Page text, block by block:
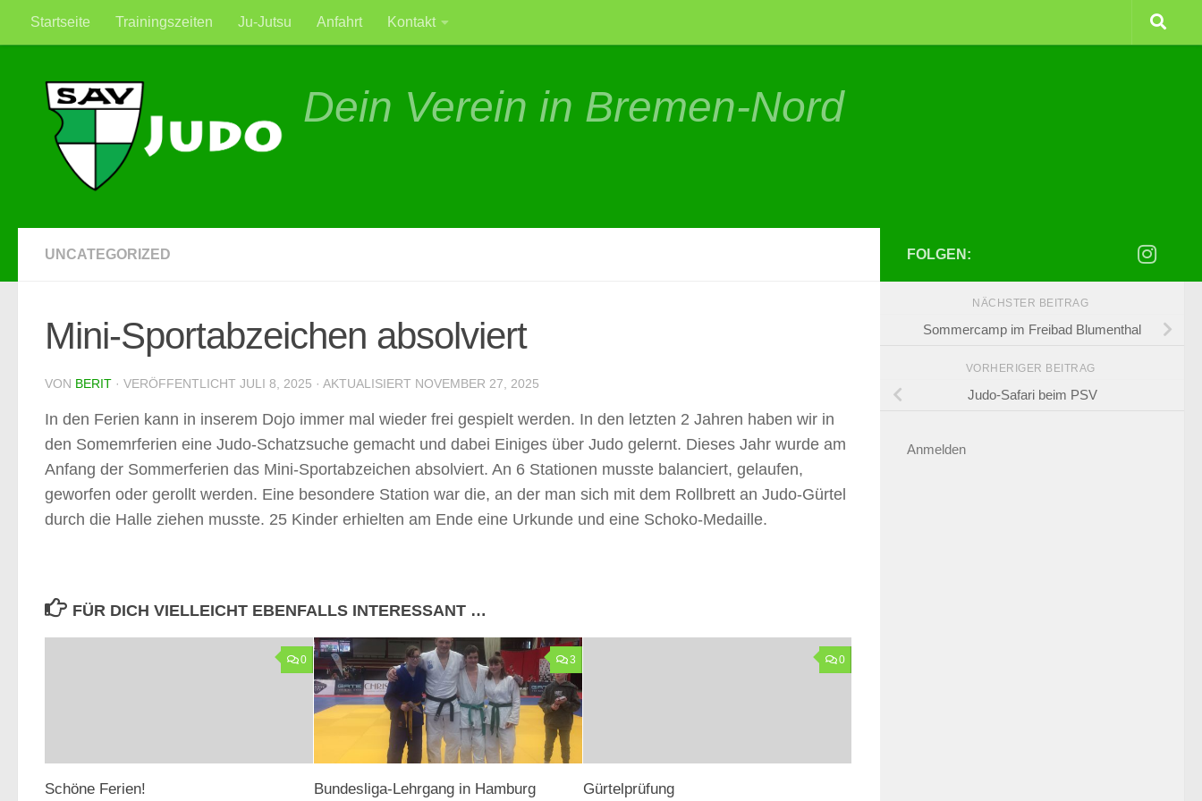
Zum Inhalt springen
Startseite Trainingszeiten Ju-Jutsu Anfahrt Kontakt
Dein Verein in Bremen-Nord
UNCATEGORIZED
Mini-Sportabzeichen absolviert
VON BERIT · VERÖFFENTLICHT JULI 8, 2025 · AKTUALISIERT NOVEMBER 27, 2025
In den Ferien kann in inserem Dojo immer mal wieder frei gespielt werden. In den letzten 2 Jahren haben wir in
den Somemrferien eine Judo-Schatzsuche gemacht und dabei Einiges über Judo gelernt. Dieses Jahr wurde am
Anfang der Sommerferien das Mini-Sportabzeichen absolviert. An 6 Stationen musste balanciert, gelaufen,
geworfen oder gerollt werden. Eine besondere Station war die, an der man sich mit dem Rollbrett an Judo-Gürtel
durch die Halle ziehen musste. 25 Kinder erhielten am Ende eine Urkunde und eine Schoko-Medaille.
FÜR DICH VIELLEICHT EBENFALLS INTERESSANT …
0
Schöne Ferien!
3
Bundesliga-Lehrgang in Hamburg
0
Gürtelprüfung
FOLGEN:
NÄCHSTER BEITRAG
Sommercamp im Freibad Blumenthal
VORHERIGER BEITRAG
Judo-Safari beim PSV
Anmelden